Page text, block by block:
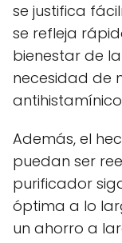
se justifica
se refleja
bienestar de
necesidad de
Además, el
puedan ser
purificador
óptima a lo
un ahorro a